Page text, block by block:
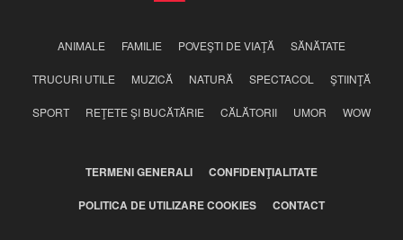
ANIMALE FAMILIE POVEŞTI DE VIAŢĂ SĂNĂTATE
TRUCURI UTILE MUZICĂ NATURĂ SPECTACOL ŞTIINŢĂ
SPORT REŢETE ŞI BUCĂTĂRIE CĂLĂTORII UMOR WOW
TERMENI GENERALI CONFIDENŢIALITATE
POLITICA DE UTILIZARE COOKIES CONTACT